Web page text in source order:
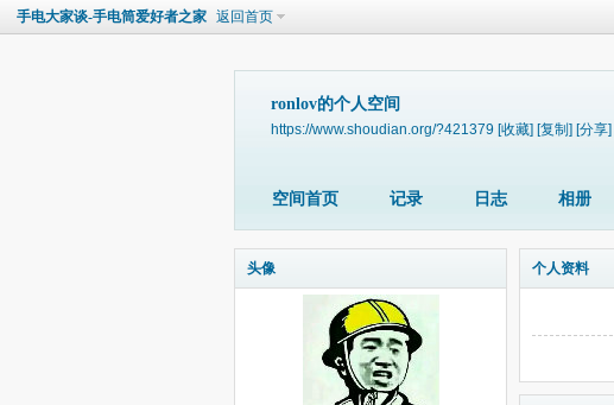
手电大家谈-手电筒爱好者之家 返回首页
ronlov的个人空间
https://www.shoudian.org/?421379 [收藏] [复制] [分享]
空间首页 记录 日志 相册
头像 个人资料